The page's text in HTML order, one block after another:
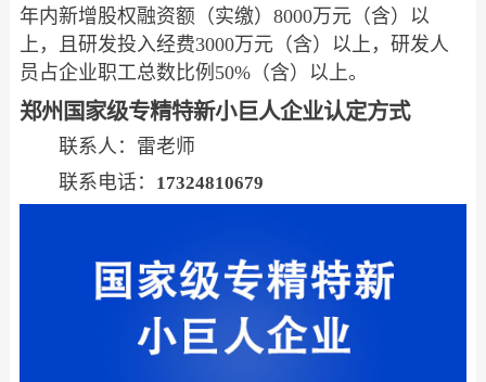
年内新增股权融资额（实缴）8000万元（含）以
上，且研发投入经费3000万元（含）以上，研发人
员占企业职工总数比例50%（含）以上。
郑州国家级专精特新小巨人企业认定方式
联系人：雷老师
联系电话： 17324810679